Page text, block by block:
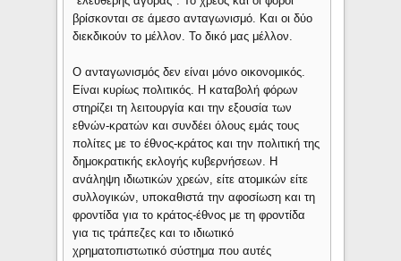
βρίσκονται σε άμεσο ανταγωνισμό. Και οι δύο
διεκδικούν το μέλλον. Το δικό μας μέλλον.
Ο ανταγωνισμός δεν είναι μόνο οικονομικός.
Είναι κυρίως πολιτικός. Η καταβολή φόρων
στηρίζει τη λειτουργία και την εξουσία των
εθνών-κρατών και συνδέει όλους εμάς τους
πολίτες με το έθνος-κράτος και την πολιτική της
δημοκρατικής εκλογής κυβερνήσεων. Η
ανάληψη ιδιωτικών χρεών, είτε ατομικών είτε
συλλογικών, υποκαθιστά την αφοσίωση και τη
φροντίδα για το κράτος-έθνος με τη φροντίδα
για τις τράπεζες και το ιδιωτικό
χρηματοπιστωτικό σύστημα που αυτές